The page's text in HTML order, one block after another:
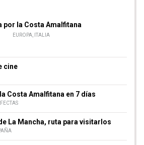
por la Costa Amalfitana
EUROPA, ITALIA
cine
Costa Amalfitana en 7 días
La Mancha, ruta para visitarlos